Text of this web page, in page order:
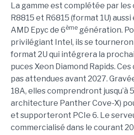
La gamme est complétée par
R8815 et R6815 (format 1U)
AMD Epyc de 6èmegénération.
privilégiant Intel, ils se
format 2U qui intégrera la
puces Xeon Diamond Rapids.
pas attendues avant 2027.
18A, elles comprendront jusqu’à
architecture Panther Cove-X)
et supporteront PCIe 6. Le
commercialisé dans le courant